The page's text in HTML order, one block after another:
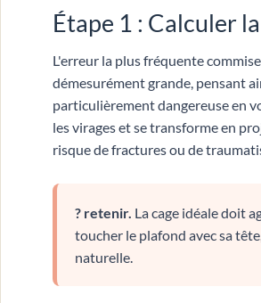
Étape 1 : Calculer
L'erreur la plus fréquente
démesurément grande, pensant
particulièrement dangereuse en
les virages et se transforme en
risque de fractures ou de
? retenir. La cage idéale doit
toucher le plafond avec sa
naturelle.